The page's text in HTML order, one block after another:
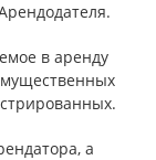
в аренду
а